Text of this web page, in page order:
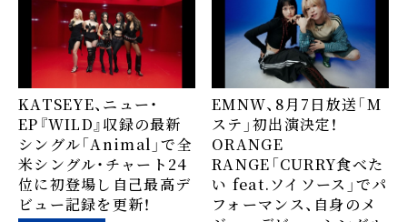
KATSEYE、ニュー・
EP『WILD』収録の最新
シングル「Animal」で全
米シングル・チャート24
位に初登場し自己最高デ
ビュー記録を更新！
EMNW、8月7日放送「M
ステ」初出演決定！
ORANGE
RANGE「CURRY食べた
い feat.ソイソース」でパ
フォーマンス、自身のメ